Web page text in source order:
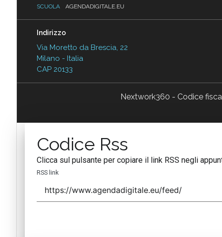
SCUOLA
AGENDADIGITALE.EU
Indirizzo
Via Moretto da Brescia, 22
Milano - Italia
CAP 20133
Nextwork360 - Codice
Codice Rss
Clicca sul pulsante per copiare il link RSS negli
RSS link